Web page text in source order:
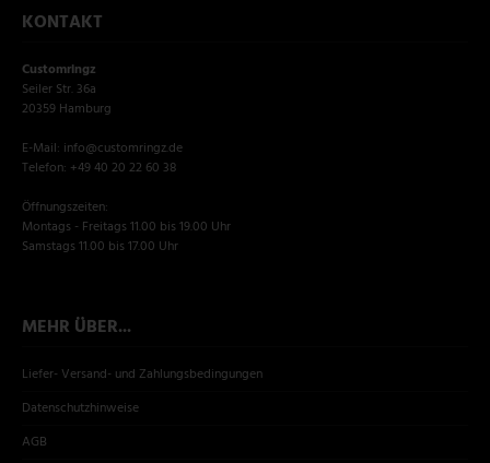
KONTAKT
Customringz
Seiler Str. 36a
20359 Hamburg
E-Mail: info@customringz.de
Telefon: +49 40 20 22 60 38
Öffnungszeiten:
Montags - Freitags 11.00 bis 19.00 Uhr
Samstags 11.00 bis 17.00 Uhr
MEHR ÜBER...
Liefer- Versand- und Zahlungsbedingungen
Datenschutzhinweise
AGB